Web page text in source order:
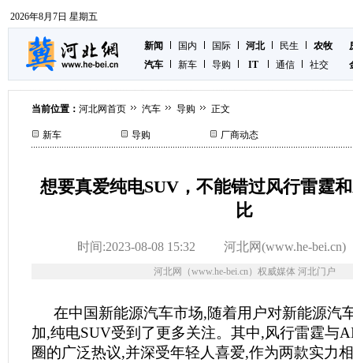
2026年8月7日 星期五
新闻 国内 国际 河北 民生
农牧
汽车
新车 导购 IT 通信 社交
当前位置： 河北网首页 汽车 导购 正文
新车 导购 厂商动态
想要真爱纯电SUV，不能错过风行雷霆
比
时间:2023-08-08 15:32 河北网(www.he-bei.cn)
河北网（www.he-bei.cn）权威媒体 河北门户
在中国新能源汽车市场,随着用户对新能源汽
加,纯电SUV受到了更多关注。其中,风行雷霆与
圈的广泛热议,并深受年轻人喜爱,作为两款实力